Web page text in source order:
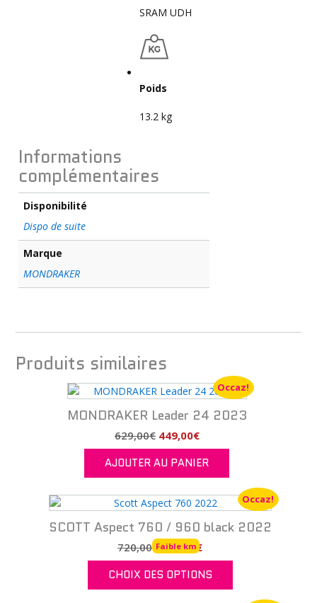
SRAM UDH
Poids
13.2 kg
Informations
complémentaires
Disponibilité
Dispo de suite
Marque
MONDRAKER
Produits similaires
Faible km
Occaz!
MONDRAKER Leader 24 2023
629,00€ Le
prix
initial
était :
629,00€.
449,00€Le
prix
actuel
est :
449,00€.
AJOUTER AU PANIER
Occaz!
SCOTT Aspect 760 / 960 black 2022
720,00€Le
prix
initial
était :
390,00 €Le
prix
actuel
est :
CHOIX DES OPTIONS